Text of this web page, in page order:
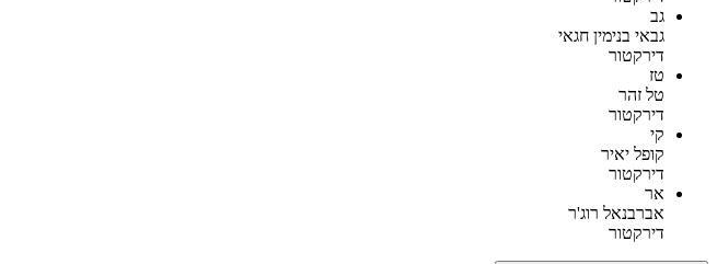
גב
גבאי בנימין חגאי
דירקטור
טז
טל זהר
דירקטור
קי
קופל יאיר
דירקטור
אר
אברבנאל רוג'ר
דירקטור